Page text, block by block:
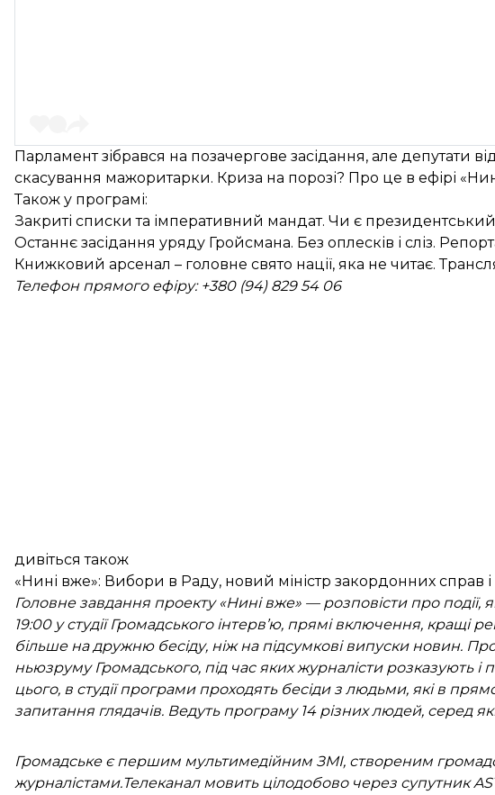
Парламент зібрався на позачергове засідання, але депутати
скасування мажоритарки. Криза на порозі? Про це в ефірі
Також у програмі:
Закриті списки та імперативний мандат. Чи є
Останнє засідання уряду Гройсмана. Без оплесків і сліз.
Книжковий арсенал – головне свято нації, яка не читає.
Телефон прямого ефіру: +380 (94) 829 54 06
дивіться також
«Нині вже»: Вибори в Раду, новий міністр закордонних справ і
Головне завдання проекту «Нині вже» — розповісти про
19:00 у студії Громадського інтерв’ю, прямі включення, кращі
більше на дружню бесіду, ніж на підсумкові випуски новин.
ньюзруму Громадського, під час яких журналісти розказують
цього, в студії програми проходять бесіди з людьми, які в
запитання глядачів. Ведуть програму 14 різних людей, серед
Громадське є першим мультимедійним ЗМІ, створеним
журналістами.Телеканал мовить цілодобово через супутник